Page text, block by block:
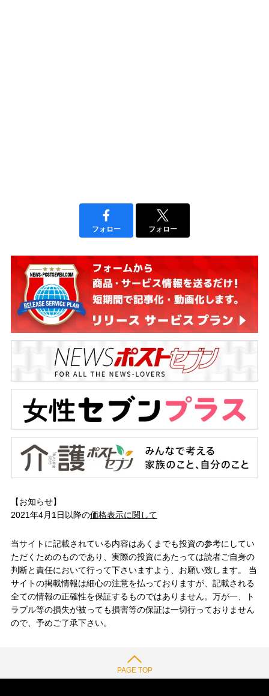
フォロー フォロー
【お知らせ】
2021年4月1日以降の価格表示に関して
当サイトに記載されている内容はあくまでも投資の参考にしてい
ただくためのものであり、実際の投資にあたっては読者ご自身の
判断と責任において行って下さいますよう、お願い致します。 当
サイトの掲載情報は細心の注意を払っておりますが、記載される
全ての情報の正確性を保証するものではありません。万が一、ト
ラブル等の損失が被っても損害等の保証は一切行っておりません
ので、予めご了承下さい。
PAGE TOP